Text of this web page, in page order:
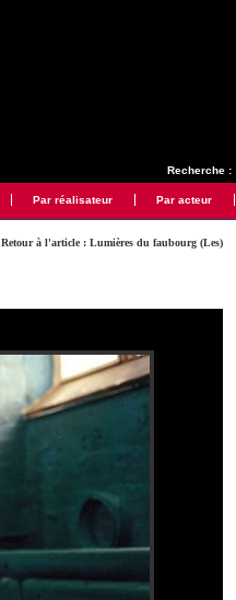
Recherche :
Par réalisateur Par acteur
Retour à l'article : Lumières du faubourg (Les)